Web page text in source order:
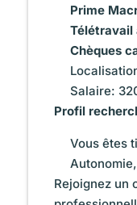
Prime
Télétravail
Chèques
Salaire:
Profil
Vous êtes
Rejoignez un